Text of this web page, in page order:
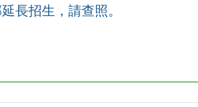
長招生，請查照。